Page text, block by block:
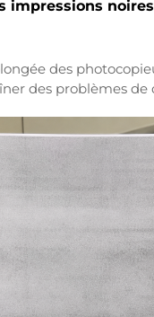
impressions
des
des problèmes de
floues. Parmi les
une usure
OPC) sur les